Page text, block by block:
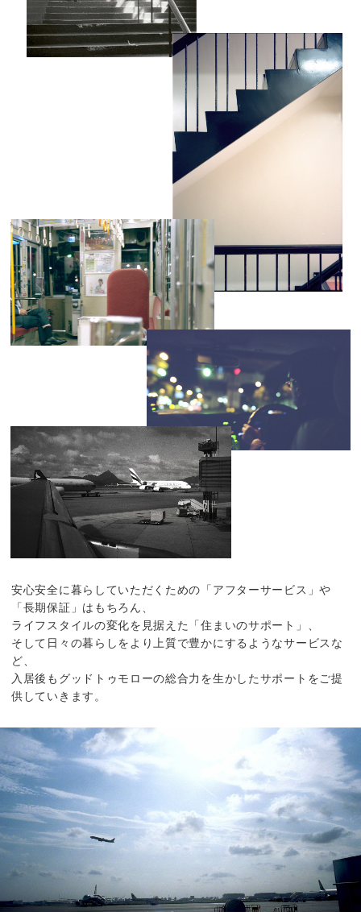
安心安全に暮らしていただくための「アフターサービス」や
「長期保証」はもちろん、
ライフスタイルの変化を見据えた「住まいのサポート」、
そして日々の暮らしをより上質で豊かにするようなサービスな
ど、
入居後もグッドトゥモローの総合力を生かしたサポートをご提
供していきます。